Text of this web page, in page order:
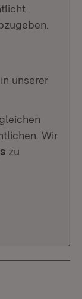
unserer
Wir
zu